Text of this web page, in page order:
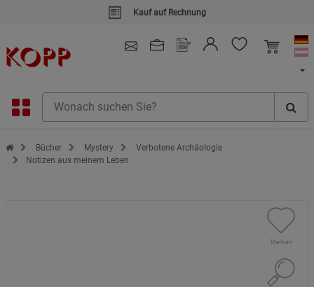
Kauf auf Rechnung
Zur Startseite des Kopp Verlag Online-Shop
Bücher Mystery
Verbotene Archäologie
Notizen aus meinem Leben
Merken